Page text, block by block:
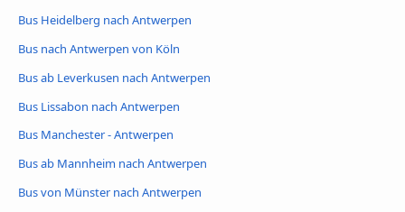
Bus Heidelberg nach Antwerpen
Bus nach Antwerpen von Köln
Bus ab Leverkusen nach Antwerpen
Bus Lissabon nach Antwerpen
Bus Manchester - Antwerpen
Bus ab Mannheim nach Antwerpen
Bus von Münster nach Antwerpen